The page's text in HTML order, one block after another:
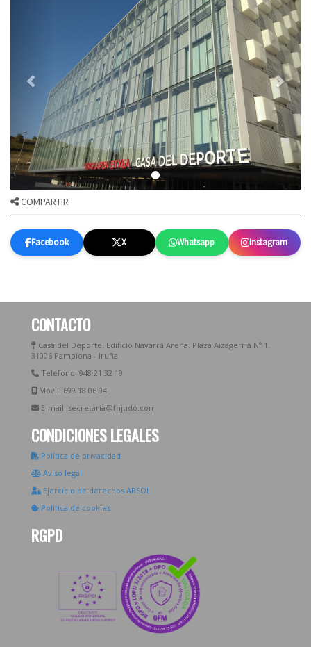
COMPARTIR
Facebook X Whatsapp Instagram
CONTACTO
Casa del Deporte. Edificio Navarra Arena. Plaza Aizagerria Nº 1.
31006 Pamplona - Iruña
Telefono: 948 21 32 19
Móvil: 699 18 06 94
E-mail: secretaria@fnjudo.com
CONDICIONES LEGALES
Política de privacidad
Aviso legal
Ejercicio de derechos ARSOL
Política de cookies
RGPD